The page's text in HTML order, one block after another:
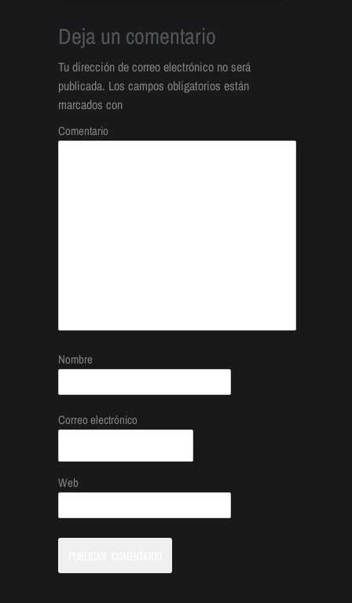
Deja un comentario
Tu dirección de correo electrónico no será
publicada. Los campos obligatorios están
marcados con
Comentario
Nombre
Correo electrónico
Web